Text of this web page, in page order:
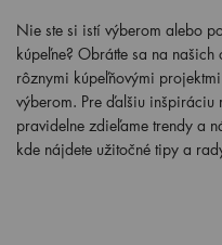
Nie ste si istí výberom alebo
kúpeľne? Obráťte sa na
rôznymi kúpeľňovými
výberom. Pre ďalšiu inšpiráciu
pravidelne zdieľame trendy a
kde nájdete užitočné tipy a